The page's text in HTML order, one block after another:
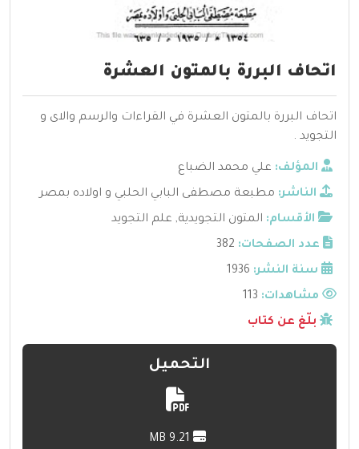
اتحاف البررة بالمتون العشرة
اتحاف البررة بالمتون العشرة في القراءات والرسم والاى و
التجويد .
المؤلف: علي محمد الضباع
الناشر: مطبعة مصطفى البابي الحلبي و اولاده بمصر
الأقسام: المتون التجويدية, علم التجويد
عدد الصفحات: 382
سنة النشر: 1936
مشاهدات:
بلّغ عن كتاب
التحميل